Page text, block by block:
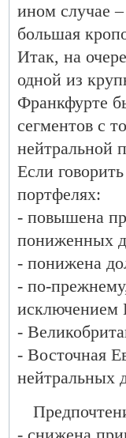
ином случае
большая
Итак, на
одной из
Франкфурте
сегментов с
нейтральной
Если
портфелях:
- повышена
пониженных
- понижена
- по-
исключением
-
- Восточная
нейтральных